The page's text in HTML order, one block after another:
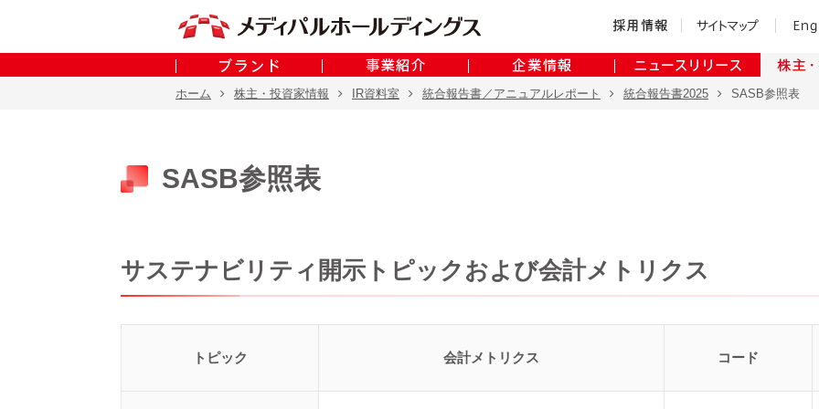
ホーム 株主・投資家情報 IR資料室 統合報告書／アニュアルレポート 統合報告書2025 SASB参照表
SASB参照表
サステナビリティ開示トピックおよび会計メトリクス
トピック 会計メトリクス コード